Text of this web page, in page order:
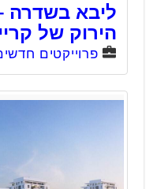
ליבא בשדרה
הירוק של
פרוייקטים